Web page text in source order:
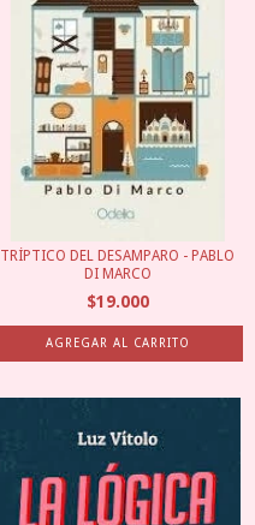
TRÍPTICO DEL DESAMPARO - PABLO
DI MARCO
$19.000